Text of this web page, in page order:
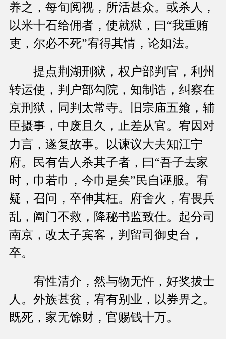
养之，每旬阅视，所活甚众。或杀人，
以米十石给佣者，使就狱，曰“我重贿
吏，尔必不死”宥得其情，论如法。
提点荆湖刑狱，权户部判官，利州
转运使，判户部勾院，知制诰，纠察在
京刑狱，同判太常寺。旧宗庙五飨，辅
臣摄事，中废且久，止差从官。宥因对
力言，遂复故事。以谏议大夫知江宁
府。民有告人杀其子者，曰“吾子去家
时，巾若巾，今巾是矣”民自诬服。宥
疑，召问，卒伸其枉。府舍火，宥畏兵
乱，阖门不救，降秘书监致仕。起分司
南京，改太子宾客，判留司御史台，
卒。
宥性清介，然与物无忤，好奖拔士
人。外族甚贫，宥有别业，以券畀之。
既死，家无馀财，官赐钱十万。